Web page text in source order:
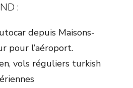
:
depuis Maisons-
pour l’aéroport.
vols réguliers turkish